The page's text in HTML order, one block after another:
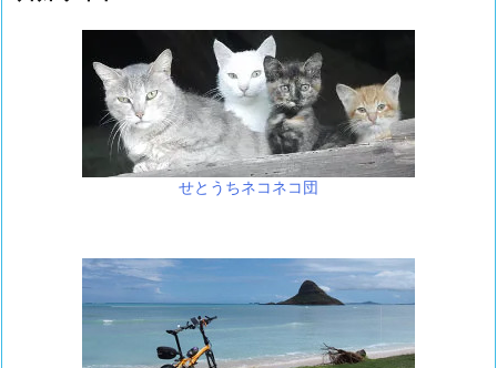
せとうちネコネコ団